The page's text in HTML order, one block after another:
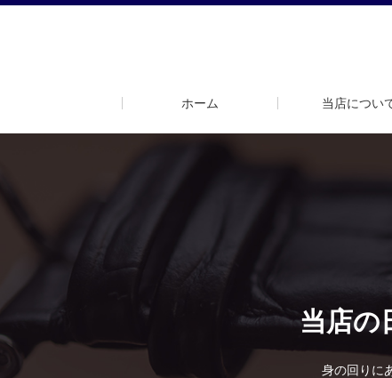
ホーム 当店につい
当店の
身の回りに